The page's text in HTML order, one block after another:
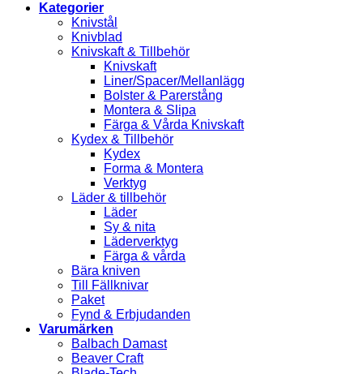
Kategorier
Knivstål
Knivblad
Knivskaft & Tillbehör
Knivskaft
Liner/Spacer/Mellanlägg
Bolster & Parerstång
Montera & Slipa
Färga & Vårda Knivskaft
Kydex & Tillbehör
Kydex
Forma & Montera
Verktyg
Läder & tillbehör
Läder
Sy & nita
Läderverktyg
Färga & vårda
Bära kniven
Till Fällknivar
Paket
Fynd & Erbjudanden
Varumärken
Balbach Damast
Beaver Craft